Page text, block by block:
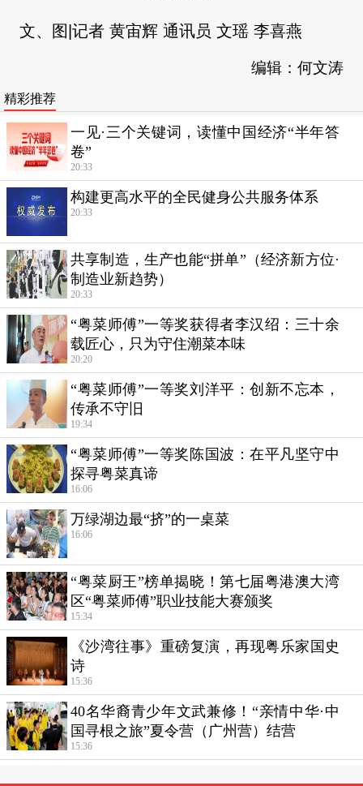
文、图|记者 黄宙辉 通讯员 文瑶 李喜燕
编辑：何文涛
精彩推荐